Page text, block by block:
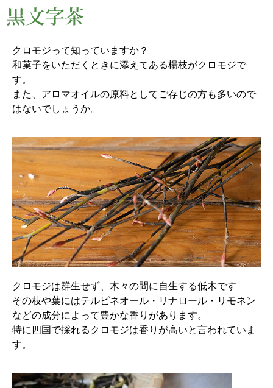
黒文字茶
クロモジって知っていますか？
和菓子をいただくときに添えてある楊枝がクロモジで
す。
また、アロマオイルの原料としてご存じの方も多いので
はないでしょうか。
クロモジは群生せず、木々の間に自生する低木です
その枝や葉にはテルピネオール・リナロール・リモネン
などの成分によって豊かな香りがあります。
特に四国で採れるクロモジは香りが高いと言われていま
す。